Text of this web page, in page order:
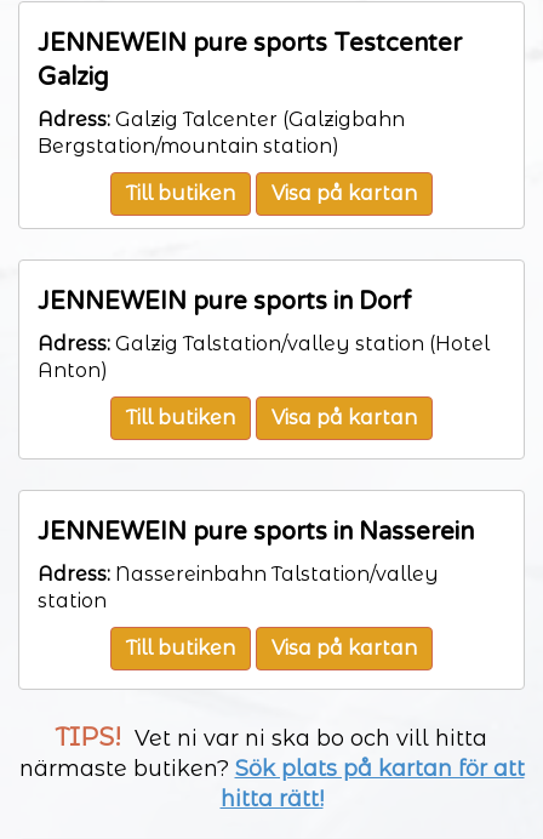
JENNEWEIN pure sports Testcenter
Galzig
Adress: Galzig Talcenter (Galzigbahn
Bergstation/mountain station)
Till butiken Visa på kartan
JENNEWEIN pure sports in Dorf
Adress: Galzig Talstation/valley station (Hotel
Anton)
Till butiken Visa på kartan
JENNEWEIN pure sports in Nasserein
Adress: Nassereinbahn Talstation/valley
station
Till butiken Visa på kartan
TIPS! Vet ni var ni ska bo och vill hitta
närmaste butiken? Sök plats på kartan för att
hitta rätt!